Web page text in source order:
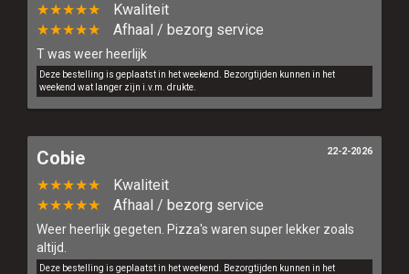
★★★★★
Kwaliteit
★★★★★
Afhaal / bezorg service
T was weer heerlijk
Deze bestelling is geplaatst in het weekend. Bezorgtijden kunnen in het
weekend wat langer zijn i.v.m. drukte.
Cobie
★★★★★
Kwaliteit
★★★★★
Afhaal / bezorg service
Weer heerlijk gegeten. Pizza's waren super lekker zoals
altijd.
Deze bestelling is geplaatst in het weekend. Bezorgtijden kunnen in het
22-2-2026